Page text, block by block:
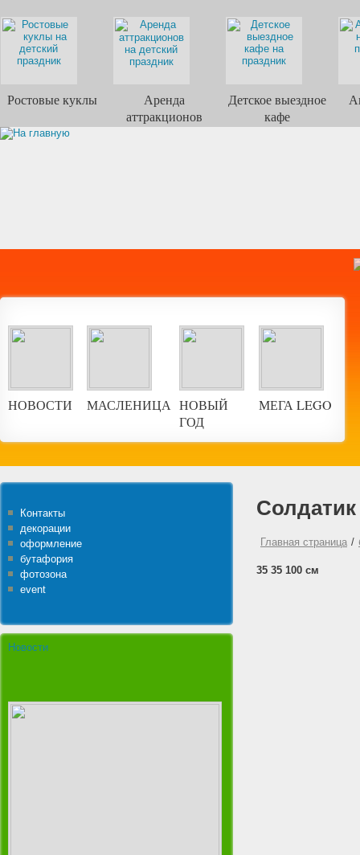
Ростовые куклы
Аренда
аттракционов
Детское выездное
кафе
НОВОСТИ МАСЛЕНИЦА НОВЫЙ
ГОД
МЕГА LEGO
Контакты
декорации
оформление
бутафория
фотозона
event
Новости
Солдатик
Главная страница /
35 35 100 см